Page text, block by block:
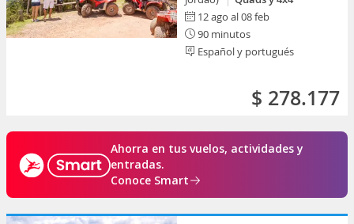
12 ago al 08 feb
90 minutos
Español y portugués
$ 278.177
Ahorra en tus vuelos, actividades y
entradas.
Conoce Smart